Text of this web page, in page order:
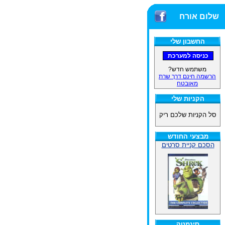
שלום אורח
החשבון שלי
משתמש חדש?
הרשמה חינם דרך שרת
מאובטח
הקניות שלי
סל הקניות שלכם ריק
מבצעי החודש
הסכם קניית סרטים